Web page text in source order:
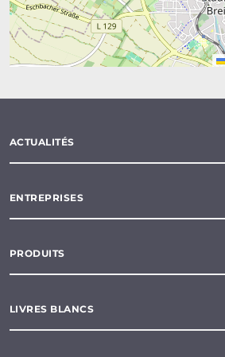
ACTUALITÉS
ENTREPRISES
PRODUITS
LIVRES BLANCS